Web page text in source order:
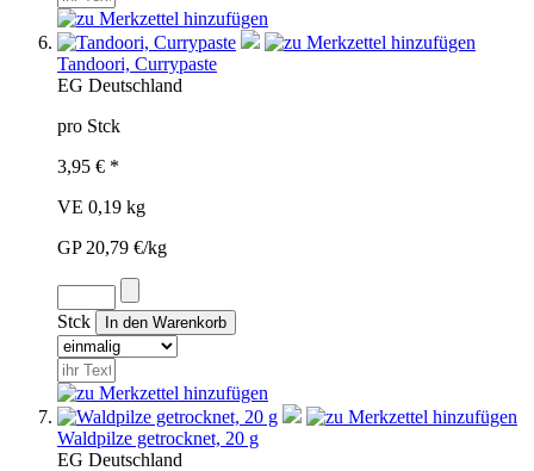
Tandoori, Currypaste
EG Deutschland
pro Stck
3,95 € *
VE 0,19 kg
GP 20,79 €/kg
Stck
Waldpilze getrocknet, 20 g
EG Deutschland